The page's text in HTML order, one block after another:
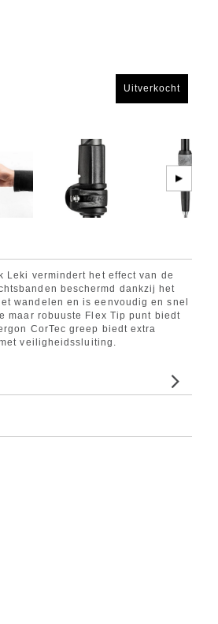
Uitverkocht
▶
Leki vermindert het effect van de
beschermd dankzij het
wandelen en is eenvoudig en snel
maar robuuste Flex Tip punt biedt
CorTec greep biedt extra
veiligheidssluiting.